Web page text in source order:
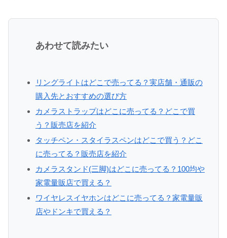
あわせて読みたい
リングライトはどこで売ってる？実店舗・通販の
購入先とおすすめの選び方
カメラストラップはどこに売ってる？どこで買
う？販売店を紹介
タッチペン・スタイラスペンはどこで買う？どこ
に売ってる？販売店を紹介
カメラスタンド(三脚)はどこに売ってる？100均や
家電量販店で買える？
ワイヤレスイヤホンはどこに売ってる？家電量販
店やドンキで買える？